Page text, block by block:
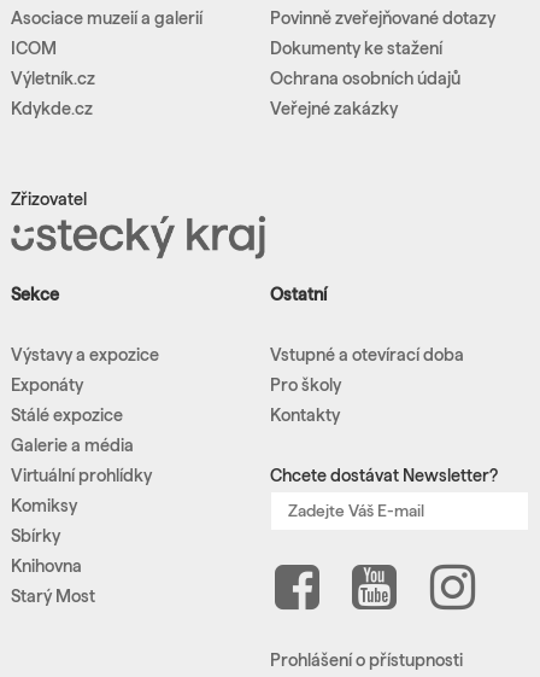
Asociace muzeií a galerií
ICOM
Výletník.cz
Kdykde.cz
Zřizovatel
Povinně zveřejňované dotazy
Dokumenty ke stažení
Ochrana osobních údajů
Veřejné zakázky
Sekce
Výstavy a expozice
Exponáty
Stálé expozice
Galerie a média
Virtuální prohlídky
Komiksy
Sbírky
Knihovna
Starý Most
Ostatní
Vstupné a otevírací doba
Pro školy
Kontakty
Chcete dostávat Newsletter?
Prohlášení o přístupnosti